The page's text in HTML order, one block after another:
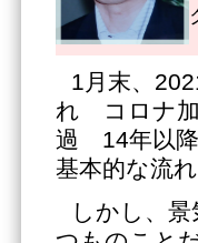
1月末、
れ コロナ加
過 14年以降
基本的な流
しかし、